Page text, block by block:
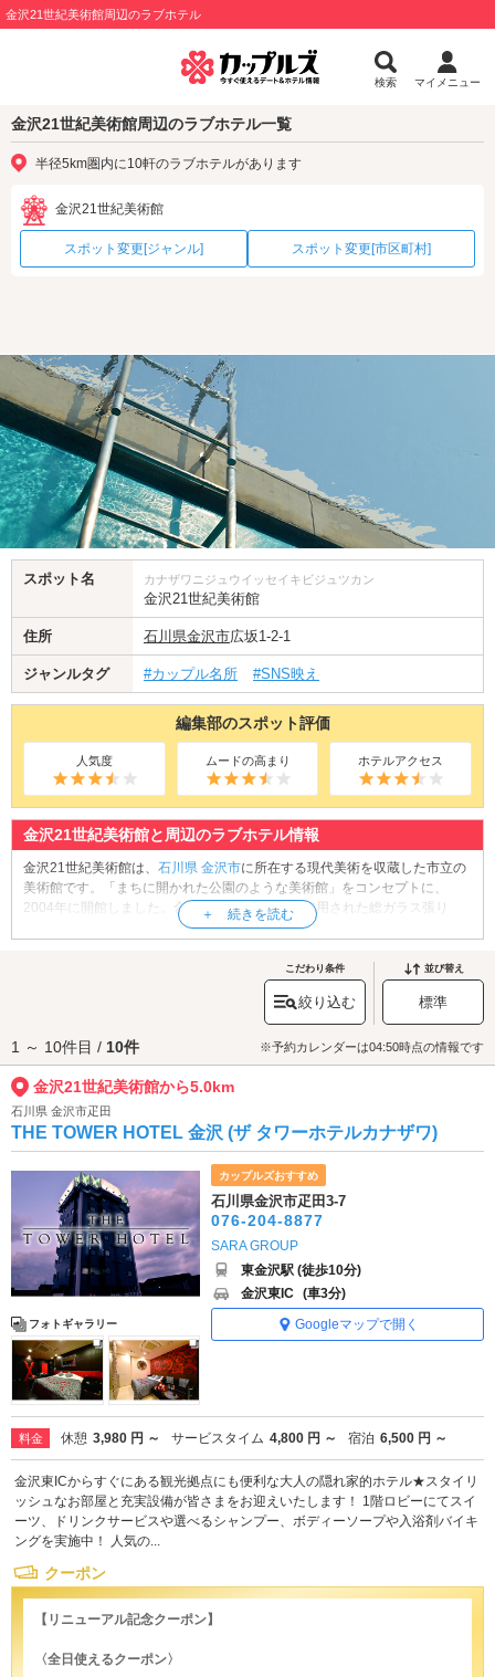
金沢21世紀美術館周辺のラブホテル
検索 マイメニュー
金沢21世紀美術館周辺のラブホテル一覧
半径5km圏内に10軒のラブホテルがあります
金沢21世紀美術館
スポット変更[ジャンル] スポット変更[市区町村]
スポット名 カナザワニジュウイッセイキビジュツカン
金沢21世紀美術館
住所 石川県金沢市広坂1-2-1
ジャンルタグ #カップル名所 #SNS映え
編集部のスポット評価
人気度 ムードの高まり ホテルアクセス
金沢21世紀美術館と周辺のラブホテル情報
金沢21世紀美術館は、 石川県 金沢市に所在する現代美術を収蔵した市立の
美術館です。「まちに開かれた公園のような美術館」をコンセプトに、
2004年に開館しました。合計122枚のガラスが使用された総ガラス張り
で、円形のデザインで4ヵ所の出入口が設けられているのが特徴。収蔵作品
く、中でもレアンドロ・エルリッヒの「スイミングプール」が有名です。
館内にはビュッフェ式のランチやスイーツを提供するレストランや、ミュ
ージアムショップもあるので、鑑賞の合間に立ち寄るのもおすすめ。金沢
21世紀美術館で、アートに触れながら優雅なひと時をお過ごしください。
金沢21世紀美術館へは、
片町・香林坊・神田エリアのラブホテルからもア
クセスが便利です。
こだわり条件
絞り込む
並び替え
標準
1 ～ 10件目 / 10件 ※予約カレンダーは04:50時点の情報です
金沢21世紀美術館から5.0km
石川県 金沢市疋田
THE TOWER HOTEL 金沢 (ザ タワーホテルカナザワ)
フォトギャラリー
カップルズおすすめ
石川県金沢市疋田3-7
076-204-8877
SARA GROUP
東金沢駅 (徒歩10分)
金沢東IC (車3分)
Googleマップで開く
料金 休憩 3,980 円 ～ サービスタイム 4,800 円 ～ 宿泊 6,500 円 ～
金沢東ICからすぐにある観光拠点にも便利な大人の隠れ家的ホテル★スタイリ
ッシュなお部屋と充実設備が皆さまをお迎えいたします！ 1階ロビーにてスイ
ーツ、ドリンクサービスや選べるシャンプー、ボディーソープや入浴剤バイキ
ングを実施中！ 人気の...
クーポン
【リニューアル記念クーポン】
〈全日使えるクーポン〉